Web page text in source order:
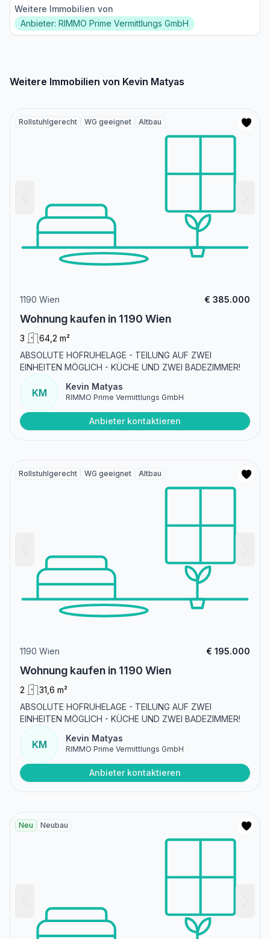
Weitere Immobilien von
Anbieter: RIMMO Prime Vermittlungs GmbH
Weitere Immobilien von Kevin Matyas
Rollstuhlgerecht WG geeignet Altbau
1190 Wien € 385.000
Wohnung kaufen in 1190 Wien
3
64,2 m²
ABSOLUTE HOFRUHELAGE - TEILUNG AUF ZWEI
EINHEITEN MÖGLICH - KÜCHE UND ZWEI BADEZIMMER!
KM
Kevin Matyas
RIMMO Prime Vermittlungs GmbH
Anbieter kontaktieren
Rollstuhlgerecht WG geeignet Altbau
1190 Wien € 195.000
Wohnung kaufen in 1190 Wien
2
31,6 m²
ABSOLUTE HOFRUHELAGE - TEILUNG AUF ZWEI
EINHEITEN MÖGLICH - KÜCHE UND ZWEI BADEZIMMER!
KM
Kevin Matyas
RIMMO Prime Vermittlungs GmbH
Anbieter kontaktieren
Neu Neubau